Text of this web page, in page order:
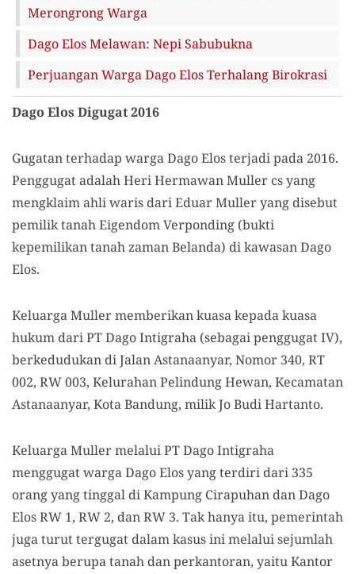
Merongrong Warga
Dago Elos Melawan: Nepi Sabubukna
Perjuangan Warga Dago Elos Terhalang Birokrasi
Dago Elos Digugat 2016
Gugatan terhadap warga Dago Elos terjadi pada 2016.
Penggugat adalah Heri Hermawan Muller cs yang
mengklaim ahli waris dari Eduar Muller yang disebut
pemilik tanah Eigendom Verponding (bukti
kepemilikan tanah zaman Belanda) di kawasan Dago
Elos.
Keluarga Muller memberikan kuasa kepada kuasa
hukum dari PT Dago Intigraha (sebagai penggugat IV),
berkedudukan di Jalan Astanaanyar, Nomor 340, RT
002, RW 003, Kelurahan Pelindung Hewan, Kecamatan
Astanaanyar, Kota Bandung, milik Jo Budi Hartanto.
Keluarga Muller melalui PT Dago Intigraha
menggugat warga Dago Elos yang terdiri dari 335
orang yang tinggal di Kampung Cirapuhan dan Dago
Elos RW 1, RW 2, dan RW 3. Tak hanya itu, pemerintah
juga turut tergugat dalam kasus ini melalui sejumlah
asetnya berupa tanah dan perkantoran, yaitu Kantor